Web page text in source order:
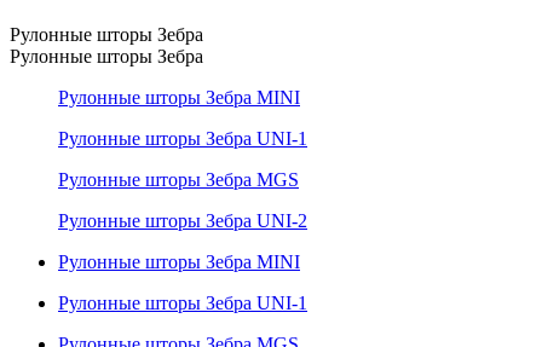
Рулонные шторы Зебра
Рулонные шторы Зебра
Рулонные шторы Зебра MINI
Рулонные шторы Зебра UNI-1
Рулонные шторы Зебра MGS
Рулонные шторы Зебра UNI-2
Рулонные шторы Зебра MINI
Рулонные шторы Зебра UNI-1